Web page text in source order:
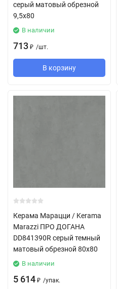
серый матовый обрезной
9,5x80
В наличии
713 ₽ /шт.
В корзину
Керама Марацци / Kerama
Marazzi ПРО ДОГАНА
DD841390R серый темный
матовый обрезной 80x80
В наличии
5 614 ₽ /упак.